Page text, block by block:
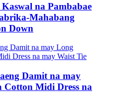
na Pambabae
Mahabang
Down
Damit na may
Cotton Midi Dress na